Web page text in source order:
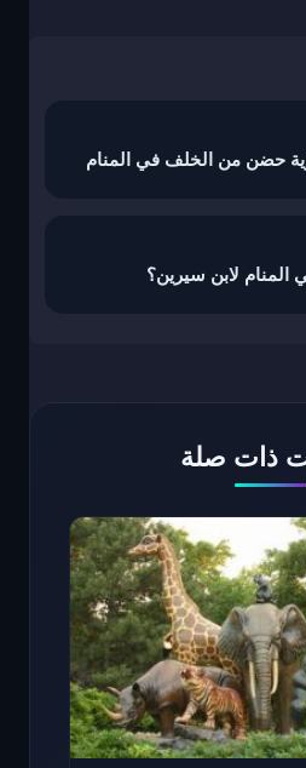
حضن من الخلف في المنام
لابن سيرين؟
ذات صلة